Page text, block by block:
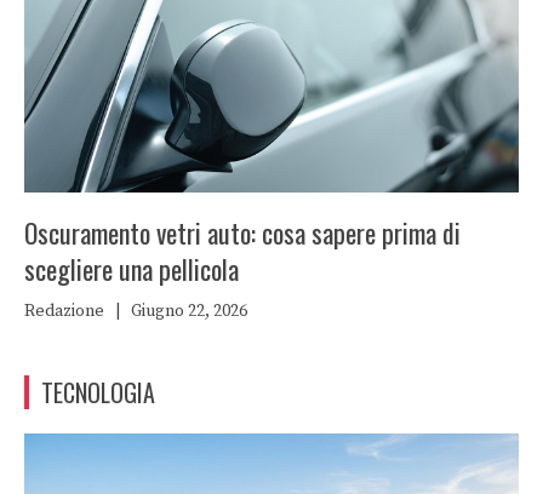
Oscuramento vetri auto: cosa sapere prima di
scegliere una pellicola
Redazione Giugno 22, 2026
TECNOLOGIA